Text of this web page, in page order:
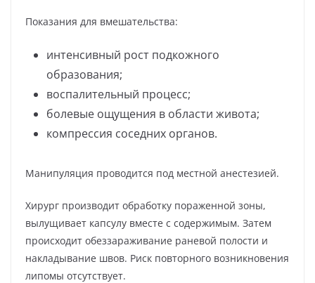
Показания для вмешательства:
интенсивный рост подкожного
образования;
воспалительный процесс;
болевые ощущения в области живота;
компрессия соседних органов.
Манипуляция проводится под местной анестезией.
Хирург производит обработку пораженной зоны,
вылущивает капсулу вместе с содержимым. Затем
происходит обеззараживание раневой полости и
накладывание швов. Риск повторного возникновения
липомы отсутствует.